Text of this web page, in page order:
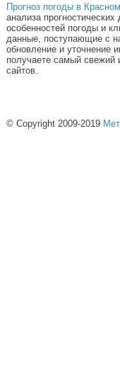
Прогноз погоды в Красном
анализа
особенностей погоды и
данные, поступающие с
обновление и уточнение
получаете самый свежий
сайтов.
© Copyright 2009-2019